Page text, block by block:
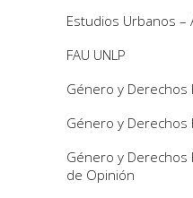
Estudios Urbanos
FAU UNLP
Género y Derechos
Género y Derechos
Género y Derechos
de Opinión